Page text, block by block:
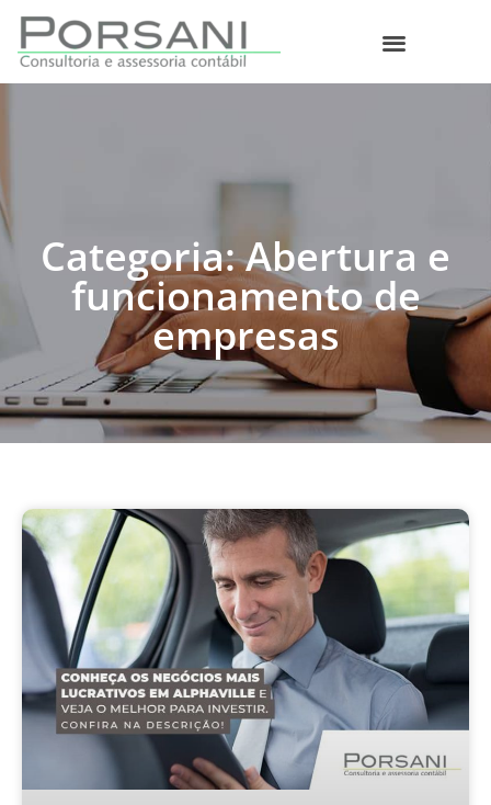
Categoria: Abertura e
funcionamento de
empresas